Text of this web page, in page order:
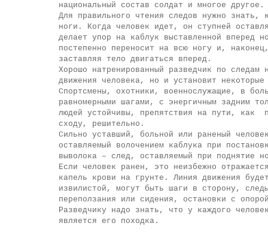
национальный состав солдат и многое другое.
Для правильного чтения следов нужно знать,
ноги. Когда человек идет, он ступней
делает упор на каблук выставленной вперед
постепенно переносит на всю ногу и,
заставляя тело двигаться вперед.
Хорошо натренированный разведчик по следам
движения человека, но и установит
Спортсмены, охотники, военнослужащие, в
равномерными шагами, с энергичным задним
людей устойчивы, препятствия на пути, как
сходу, решительно.
Сильно уставший, больной или раненый
оставляемый волочением каблука при
выволока – след, оставляемый при поднятие
Если человек ранен, это неизбежно
капель крови на грунте. Линия движения
извилистой, могут быть шаги в сторону,
переползания или сидения, остановки с
Разведчику надо знать, что у каждого
является его походка.